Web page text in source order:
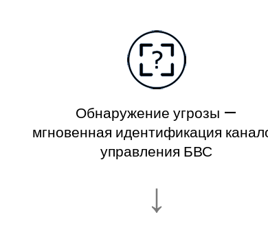
Обнаружение угрозы —
мгновенная идентификация
управления БВС
↓